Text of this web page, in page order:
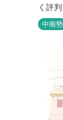
く評判
中南勢